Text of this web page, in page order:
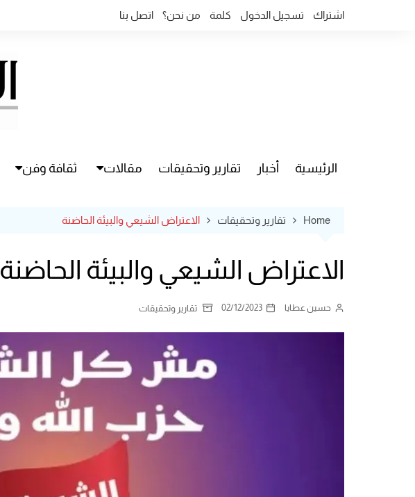
اشتراك تسجيل الدخول كلمة من نحن؟ اتصل بنا
الرئيسية أخبار تقارير وتحقيقات مقالات ثقافة وفن
مسرح
Home تقارير وتحقيقات الاعتراض الشيعي والبيئة الحاضنة
الاعتراض الشيعي والبيئة الحاضنة
حسين عطايا 02/12/2023 تقارير وتحقيقات